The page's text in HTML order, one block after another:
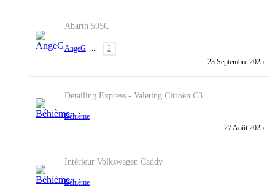
Abarth 595C
AngeG ...
2
23 Septembre 2025
Detailing Express - Valeting Citroën C3
Béhième
27 Août 2025
Intérieur Volkswagen Caddy
Béhième